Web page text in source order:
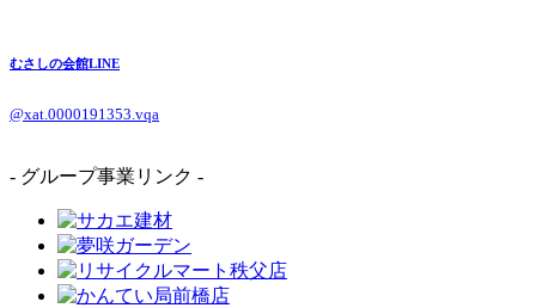
むさしの会館LINE
@xat.0000191353.vqa
- グループ事業リンク -